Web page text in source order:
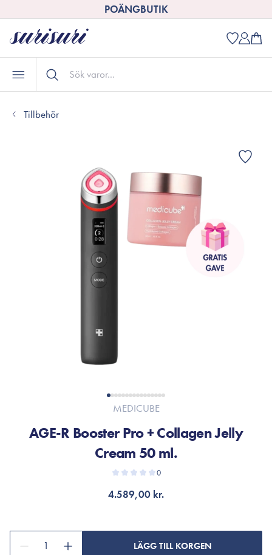
POÄNGBUTIK
Tillbehör
MEDICUBE
AGE-R Booster Pro + Collagen Jelly
Cream 50 ml.
0
4.589,00 kr.
1 LÄGG TILL KORGEN